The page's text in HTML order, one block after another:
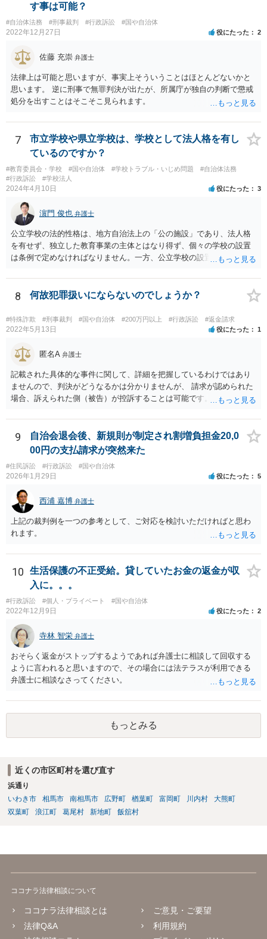
す事は可能？
#自治体法務 #刑事裁判 #行政訴訟 #国や自治体
2022年12月27日 役にたった 2
佐藤 充崇 弁護士
法律上は可能と思いますが、事実上そういうことはほとんどないかと
思います。 逆に刑事で無罪判決が出たが、所属庁が独自の判断で懲戒
処分を出すことはそこそこ見られます。
7
市立学校や県立学校は、学校として法人格を有し
ているのですか？
#教育委員会・学校 #国や自治体 #学校トラブル・いじめ問題
#自治体法務
#行政訴訟
#学校法人
2024年4月10日 役にたった 3
濵門 俊也 弁護士
公立学校の法的性格は、地方自治法上の「公の施設」であり、法人格
を有せず、独立した教育事業の主体とはなり得ず、個々の学校の設置
は条例で定めなければなりません。一方、公立学校の設置者である地
利義務の主体となる法人格を有し、教育事業の主体となっています。
ちなみに、公立学校は教育行政組織上の取扱いとしては「教育機関」
であり、校舎・校地等は地方自治法上「行政財産」とされています。
8 何故犯罪扱いにならないのでしょうか？
#特殊詐欺 #刑事裁判 #国や自治体 #200万円以上 #行政訴訟 #返金請求
2022年5月13日 役にたった 1
匿名A 弁護士
記載された具体的な事件に関して、詳細を把握しているわけではあり
ませんので、判決がどうなるかは分かりませんが、 請求が認められた
場合、訴えられた側（被告）が控訴することは可能です。 控訴が認め
はできます。 実際に被告に資産がないとなれば、判決で請求が認めら
れたとしても、回収はできません。
9
自治会退会後、新規則が制定され割増負担金20,0
00円の支払請求が突然来た
#住民訴訟 #行政訴訟 #国や自治体
2026年1月29日 役にたった 5
西浦 嘉博 弁護士
上記の裁判例を一つの参考として、ご対応を検討いただければと思わ
れます。
10
生活保護の不正受給。貸していたお金の返金が収
入に。。。
#行政訴訟 #個人・プライベート #国や自治体
2022年12月9日 役にたった 2
寺林 智栄 弁護士
おそらく返金がストップするようであれば弁護士に相談して回収する
ように言われると思いますので、その場合には法テラスが利用できる
弁護士に相談なさってください。
もっとみる
近くの市区町村を選び直す
浜通り
いわき市
相馬市 南相馬市 広野町 楢葉町 富岡町 川内村
大熊町
双葉町
浪江町 葛尾村 新地町 飯舘村
ココナラ法律相談について
ココナラ法律相談とは
法律Q&A
ご意見・ご要望
利用規約